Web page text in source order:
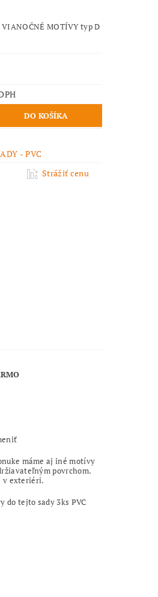
MOTÍVY typ D
DPH
- PVC
Strážiť cenu
máme aj iné motívy
povrchom.
v exteriéri.
do tejto sady 3ks PVC